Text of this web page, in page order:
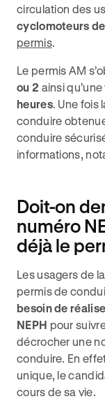
circulation des
cyclomoteurs
permis.
Le permis AM
ou 2 ainsi
heures. Une fois
conduire
conduire
informations,
Doit-on
numéro
déjà le
Les usagers de
permis de
besoin de
NEPH pour
décrocher une
conduire. En
unique, le
cours de sa vie.